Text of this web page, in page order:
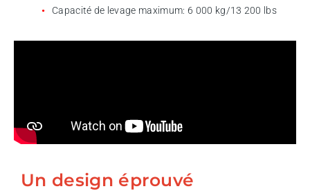
Capacité de levage maximum: 6 000 kg/13 200 lbs
Un design éprouvé